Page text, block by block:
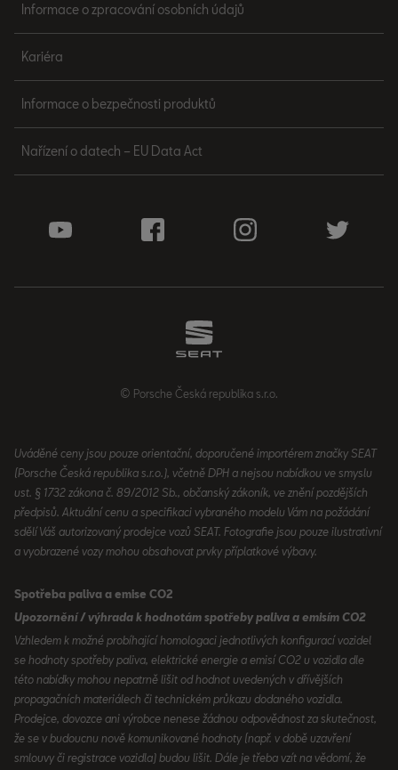
Informace o zpracování osobních údajů
Kariéra
Informace o bezpečnosti produktů
Nařízení o datech – EU Data Act
© Porsche Česká republika s.r.o.
Uváděné ceny jsou pouze orientační, doporučené importérem značky SEAT
(Porsche Česká republika s.r.o.), včetně DPH a nejsou nabídkou ve smyslu
ust. § 1732 zákona č. 89/2012 Sb., občanský zákoník, ve znění pozdějších
předpisů. Aktuální cenu a specifikaci vybraného modelu Vám na požádání
sdělí Váš autorizovaný prodejce vozů SEAT. Fotografie jsou pouze ilustrativní
a vyobrazené vozy mohou obsahovat prvky příplatkové výbavy.
Spotřeba paliva a emise CO2
Upozornění / výhrada k hodnotám spotřeby paliva a emisím CO2
Vzhledem k možné probíhající homologaci jednotlivých konfigurací vozidel
se hodnoty spotřeby paliva, elektrické energie a emisí CO2 u vozidla dle
této nabídky mohou nepatrně lišit od hodnot uvedených v dřívějších
propagačních materiálech či technickém průkazu dodaného vozidla.
Prodejce, dovozce ani výrobce nenese žádnou odpovědnost za skutečnost,
že se v budoucnu nově komunikované hodnoty (např. v době uzavření
smlouvy či registrace vozidla) budou lišit. Dále je třeba vzít na vědomí, že